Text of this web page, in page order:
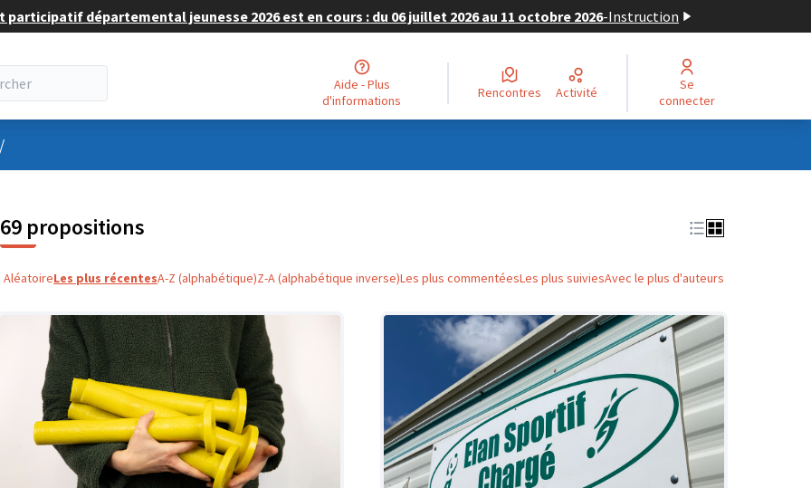
départemental jeunesse 2026 est en cours : du 06 juillet 2026 au 11 octobre 2026-Instruction
Aide - Plus
d'informations
Rencontres Activité
Se
connecter
utilisateur
/
69 propositions
AléatoireLes plus récentesA-Z (alphabétique)Z-A (alphabétique inverse)Les plus commentéesLes plus suiviesAvec le plus d'auteurs